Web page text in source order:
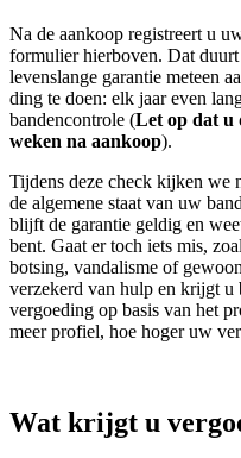
Na de aankoop registreert u
formulier hierboven. Dat duurt
levenslange garantie meteen
ding te doen: elk jaar even
bandencontrole (Let op dat u
weken na aankoop).
Tijdens deze check kijken we
de algemene staat van uw
blijft de garantie geldig en
bent. Gaat er toch iets mis,
botsing, vandalisme of
verzekerd van hulp en krijgt u
vergoeding op basis van het
meer profiel, hoe hoger uw
Wat krijgt u